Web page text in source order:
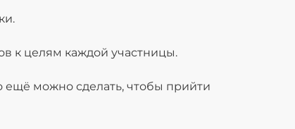
к целям каждой участницы.
ещё можно сделать, чтобы прийти